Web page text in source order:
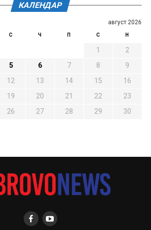
КАЛЕНДАР
август 2026
С Ч П С Н
1
2
5 6 7 8
9
12 13 14 15
16
19 20 21 22
23
26 27 28 29
30